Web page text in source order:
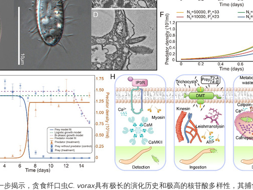
步揭示，贪食纤口虫C. vorax具有极长的演化历史和极高的核苷酸多样性，其